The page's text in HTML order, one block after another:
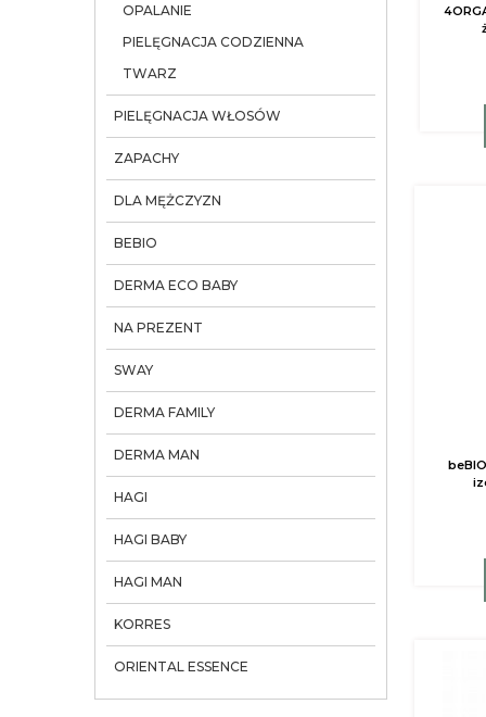
OPALANIE
PIELĘGNACJA CODZIENNA
TWARZ
PIELĘGNACJA WŁOSÓW
ZAPACHY
DLA MĘŻCZYZN
BEBIO
DERMA ECO BABY
NA PREZENT
SWAY
DERMA FAMILY
DERMA MAN
HAGI
HAGI BABY
HAGI MAN
KORRES
ORIENTAL ESSENCE